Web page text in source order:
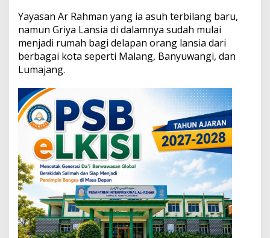
t
a
d
e
n
N
a
M
e
m
a
k
m
u
r
Yayasan Ar Rahman yang ia asuh terbilang baru,
namun Griya Lansia di dalamnya sudah mulai
menjadi rumah bagi delapan orang lansia dari
berbagai kota seperti Malang, Banyuwangi, dan
Lumajang.